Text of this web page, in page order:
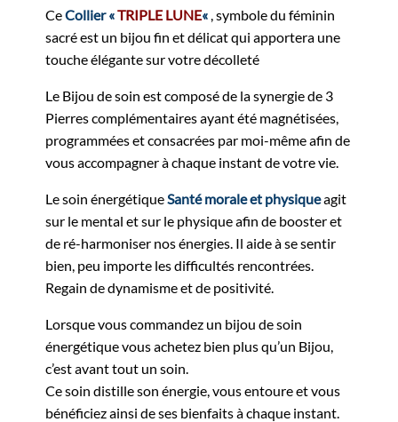
CeCollier «TRIPLE LUNE« , symbole du féminin
sacré est un bijou fin et délicat qui apportera une
touche élégante sur votre décolleté
Le Bijou de soin est composé de la synergie de 3
Pierres complémentaires ayant été magnétisées,
programmées et consacrées par moi-même afin de
vous accompagner à chaque instant de votre vie.
Le soin énergétiqueSanté morale et physiqueagit
sur le mental et sur le physique afin de booster et
de ré-harmoniser nos énergies. Il aide à se sentir
bien, peu importe les difficultés rencontrées.
Regain de dynamisme et de positivité.
Lorsque vous commandez un bijou de soin
énergétique vous achetez bien plus qu’un Bijou,
c’est avant tout un soin.
Ce soin distille son énergie, vous entoure et vous
bénéficiez ainsi de ses bienfaits à chaque instant.